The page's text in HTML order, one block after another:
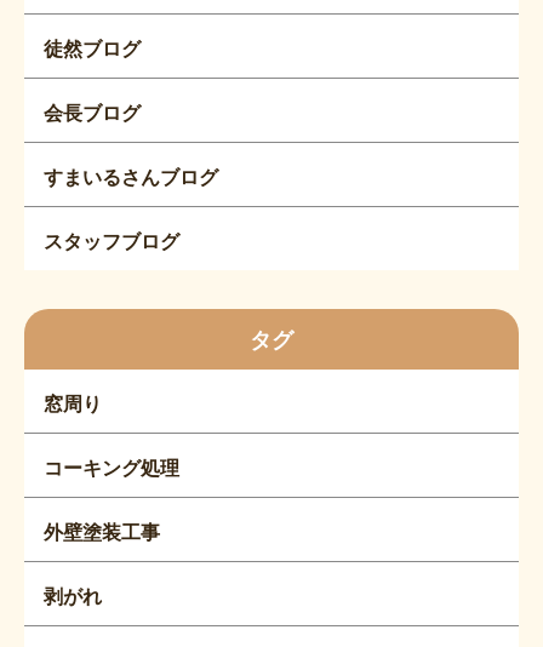
徒然ブログ
会長ブログ
すまいるさんブログ
スタッフブログ
タグ
窓周り
コーキング処理
外壁塗装工事
剥がれ